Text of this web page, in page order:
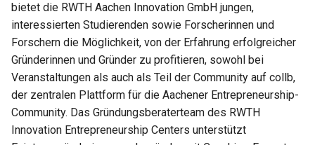
bietet die RWTH Aachen Innovation GmbH jungen,
interessierten Studierenden sowie Forscherinnen und
Forschern die Möglichkeit, von der Erfahrung erfolgreicher
Gründerinnen und Gründer zu profitieren, sowohl bei
Veranstaltungen als auch als Teil der Community auf collӕb,
der zentralen Plattform für die Aachener Entrepreneurship-
Community. Das Gründungsberaterteam des RWTH
Innovation Entrepreneurship Centers unterstützt